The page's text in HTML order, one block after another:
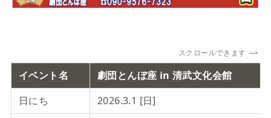
スクロールできます
イベント名
劇団とんぼ座 in 清武文化会館
日にち
2026.3.1 [日]